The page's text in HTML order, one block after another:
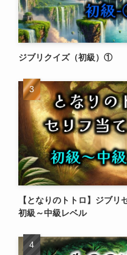
ジブリクイズ（初級）①
【となりのトトロ】ジブ
初級～中級レベル